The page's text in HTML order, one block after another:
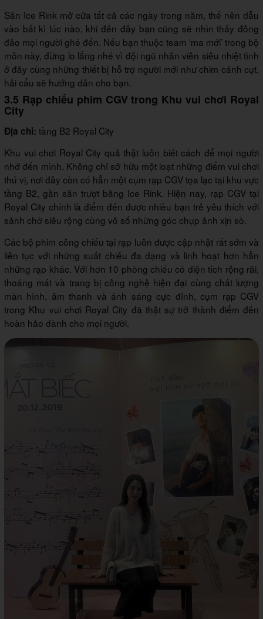
Sân Ice Rink mở cửa tất cả các ngày trong năm, thế nên dẫu
vào bất kì lúc nào, khi đến đây bạn cũng sẽ nhìn thấy đông
đảo mọi người ghé đến. Nếu bạn thuộc team ‘ma mới’ trong bộ
môn này, đừng lo lắng nhé vì đội ngũ nhân viên siêu nhiệt tình
ở đây cùng những thiết bị hỗ trợ người mới như chim cánh cụt,
hải cẩu sẽ hướng dẫn cho bạn.
3.5 Rạp chiếu phim CGV trong Khu vui chơi Royal
City
Địa chỉ: tầng B2 Royal City
Khu vui chơi Royal City quả thật luôn biết cách để mọi người
nhớ đến mình. Không chỉ sở hữu một loạt những điểm vui chơi
thú vị, nơi đây còn có hẳn một cụm rạp CGV tọa lạc tại khu vực
tầng B2, gần sân trượt băng Ice Rink. Hiện nay, rạp CGV tại
Royal City chính là điểm đến được nhiều bạn trẻ yêu thích với
sảnh chờ siêu rộng cùng vô số những góc chụp ảnh xịn sò.
Các bộ phim công chiếu tại rạp luôn được cập nhật rất sớm và
liên tục với những suất chiếu đa dạng và linh hoạt hơn hẳn
những rạp khác. Với hơn 10 phòng chiếu có diện tích rộng rãi,
thoáng mát và trang bị công nghệ hiện đại cùng chất lượng
màn hình, âm thanh và ánh sáng cực đỉnh, cụm rạp CGV
trong Khu vui chơi Royal City đã thật sự trở thành điểm đến
hoàn hảo dành cho mọi người.